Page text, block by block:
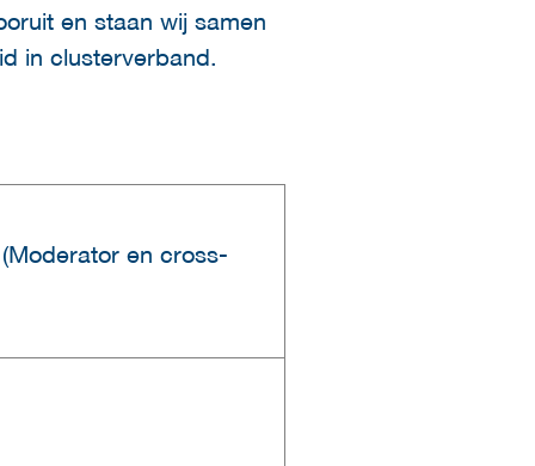
en staan wij samen
in clusterverband.
en cross-